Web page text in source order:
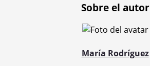
Sobre el autor
María Rodríguez